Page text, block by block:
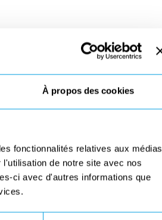
À propos des cookies
fonctionnalités relatives aux médias
de notre site avec nos
ci avec d'autres informations que
*